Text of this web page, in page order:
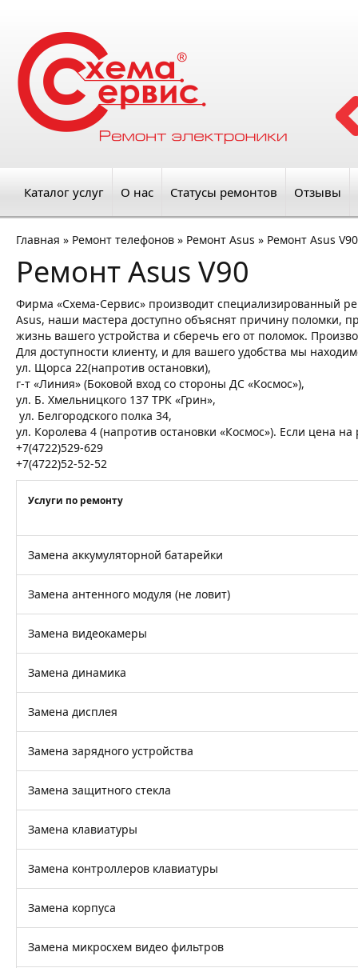
Каталог услуг О нас Статусы ремонтов Отзывы
Главная » Ремонт телефонов » Ремонт Asus » Ремонт Asus V90
Ремонт Asus V90
Фирма «Схема-Сервис» производит специализированный
Asus, наши мастера доступно объяснят причину поломки,
жизнь вашего устройства и сберечь его от поломок.
Для доступности клиенту, и для вашего удобства мы
ул. Щорса 22(напротив остановки),
г-т «Линия» (Боковой вход со стороны ДС «Космос»),
ул. Б. Хмельницкого 137 ТРК «Грин»,
ул. Белгородского полка 34,
ул. Королева 4 (напротив остановки «Космос»). Если цена
+7(4722)529-629
+7(4722)52-52-52
Услуги по ремонту
Замена аккумуляторной батарейки
Замена антенного модуля (не ловит)
Замена видеокамеры
Замена динамика
Замена дисплея
Замена зарядного устройства
Замена защитного стекла
Замена клавиатуры
Замена контроллеров клавиатуры
Замена корпуса
Замена микросхем видео фильтров